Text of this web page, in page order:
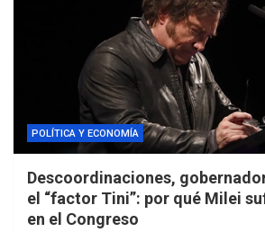
POLÍTICA Y ECONOMÍA
Descoordinaciones,
el “factor Tini”: por qué Milei
en el Congreso